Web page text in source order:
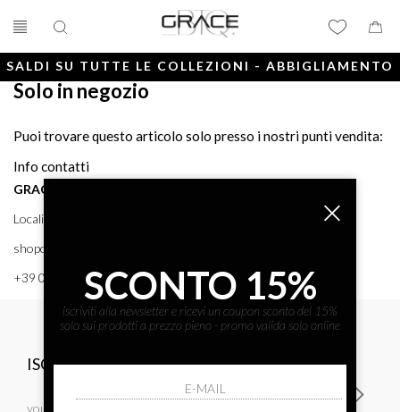
SALDI SU TUTTE LE COLLEZIONI - ABBIGLIAMENTO
Solo in negozio
Puoi trovare questo articolo solo presso i nostri punti vendita:
Info contatti
GRACE BTQ
Località Porto, 38 58043 - PUNTA ALA (GR) GRACE BTQ
shoponline@gracebtq.com
+39 0564 92 24 24
ISCRIVITI ALLA NEWSLETTER
SCONTO 15%
iscriviti alla newsletter e ricevi un coupon sconto del 15%
solo sui prodotti a prezzo pieno - promo valida solo online